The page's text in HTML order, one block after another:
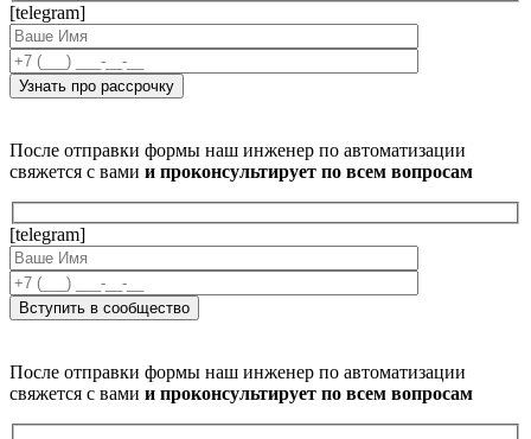
[telegram]
После отправки формы наш инженер по автоматизации
свяжется с вами и проконсультирует по всем вопросам
[telegram]
После отправки формы наш инженер по автоматизации
свяжется с вами и проконсультирует по всем вопросам